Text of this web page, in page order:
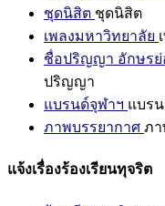
ชุดนิสิต ชุดนิสิต
เพลงมหาวิทยาลัย
ชื่อปริญญา อักษร
ปริญญา
แบรนด์จุฬาฯ แบร
ภาพบรรยากาศ ภา
แจ้งเรื่องร้องเรียนทุจริต